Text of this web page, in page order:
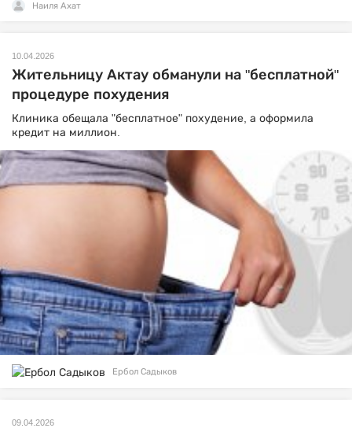
Наиля Ахат
10.04.2026
Жительницу Актау обманули на "бесплатной"
процедуре похудения
Клиника обещала "бесплатное" похудение, а оформила
кредит на миллион.
Ербол Садыков
09.04.2026